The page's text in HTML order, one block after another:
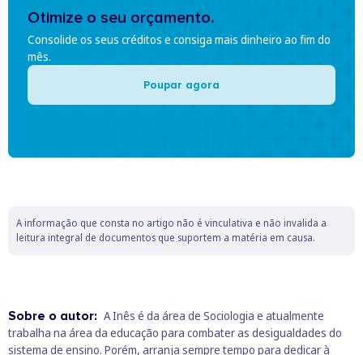
Otimize o seu orçamento.
Consolide os seus créditos e consiga mais dinheiro ao fim do
mês.
Poupar agora
A informação que consta no artigo não é vinculativa e não invalida a
leitura integral de documentos que suportem a matéria em causa.
Sobre o autor: A Inês é da área de Sociologia e atualmente
trabalha na área da educação para combater as desigualdades do
sistema de ensino. Porém, arranja sempre tempo para dedicar à